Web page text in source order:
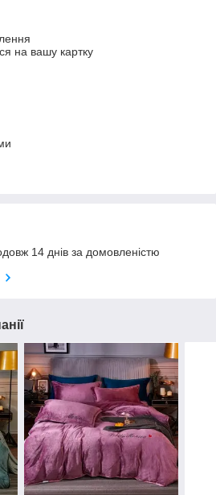
на вашу картку
14 днів за домовленістю